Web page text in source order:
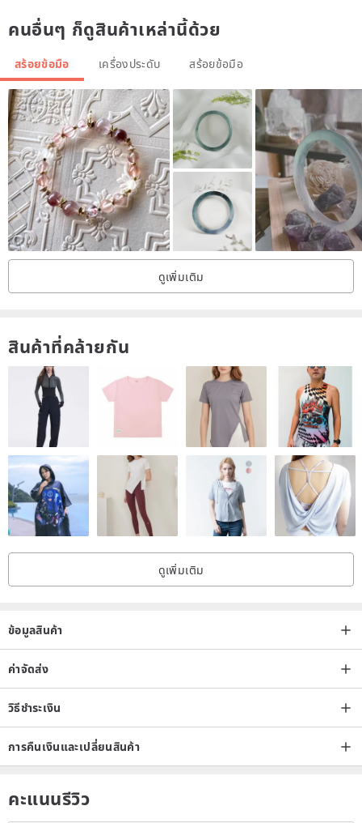
คนอื่นๆ ก็ดูสินค้าเหล่านี้ด้วย
สร้อยข้อมือ เครื่องประดับ สร้อยข้อมือ
ดูเพิ่มเติม
สินค้าที่คล้ายกัน
ดูเพิ่มเติม
ข้อมูลสินค้า
ค่าจัดส่ง
วิธีชำระเงิน
การคืนเงินและเปลี่ยนสินค้า
คะแนนรีวิว